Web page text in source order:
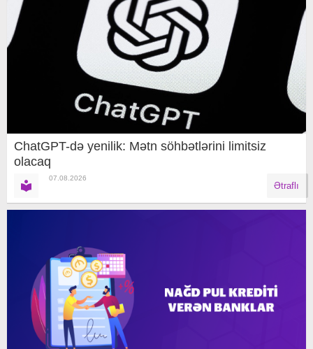
ChatGPT-də yenilik: Mətn söhbətlərini limitsiz
olacaq
07.08.2026
Ətraflı